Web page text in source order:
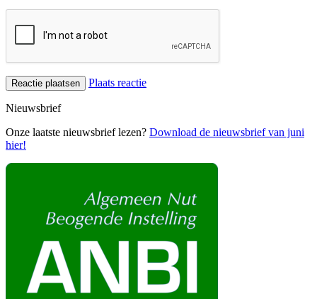
Plaats reactie
Nieuwsbrief
Onze laatste nieuwsbrief lezen? Download de nieuwsbrief van juni
hier!